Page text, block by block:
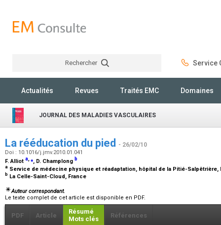
Rechercher Service
Actualités Revues Traités EMC Domaines
JOURNAL DES MALADIES VASCULAIRES
La rééducation du pied - 26/02/10
Doi : 10.1016/j.jmv.2010.01.041
F. Alliot a ⁎, D. Champlong b
a Service de médecine physique et réadaptation, hôpital de la Pitié-Salpêtrière,
b La Celle-Saint-Cloud, France
Auteur correspondant.
Le texte complet de cet article est disponible en PDF.
PDF Article
Résumé
Mots clés
Références